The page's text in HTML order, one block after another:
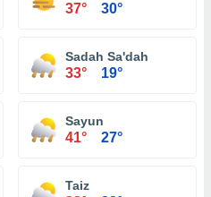
37° 30°
Sadah Sa'dah
33° 19°
Sayun
41° 27°
Taiz